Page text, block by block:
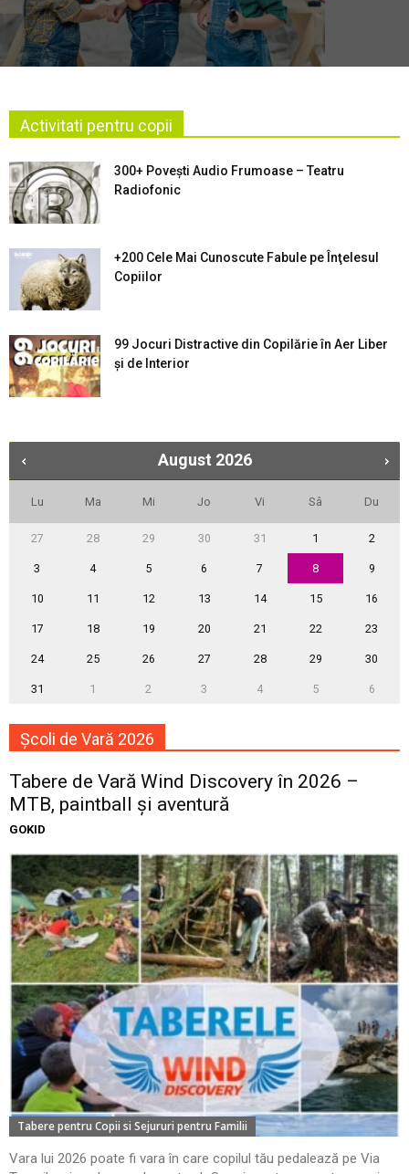
Activitati pentru copii
300+ Povești Audio Frumoase – Teatru
Radiofonic
+200 Cele Mai Cunoscute Fabule pe Înţelesul
Copiilor
99 Jocuri Distractive din Copilărie în Aer Liber
şi de Interior
August 2026
Lu Ma Mi Jo Vi Sâ Du
27 28 29 30 31 1 2
3 4 5 6 7 8 9
10 11 12 13 14 15 16
17 18 19 20 21 22 23
24 25 26 27 28 29 30
31 1 2 3 4 5 6
Școli de Vară 2026
Tabere de Vară Wind Discovery în 2026 –
MTB, paintball și aventură
GOKID
Tabere pentru Copii si Sejururi pentru Familii
Vara lui 2026 poate fi vara în care copilul tău pedalează pe Via